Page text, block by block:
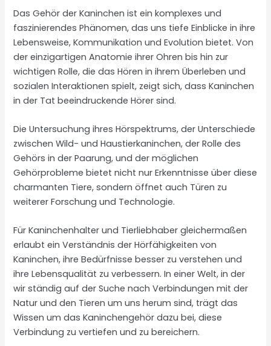
Das Gehör der Kaninchen ist ein komplexes und
faszinierendes Phänomen, das uns tiefe Einblicke in ihre
Lebensweise, Kommunikation und Evolution bietet. Von
der einzigartigen Anatomie ihrer Ohren bis hin zur
wichtigen Rolle, die das Hören in ihrem Überleben und
sozialen Interaktionen spielt, zeigt sich, dass Kaninchen
in der Tat beeindruckende Hörer sind.
Die Untersuchung ihres Hörspektrums, der Unterschiede
zwischen Wild- und Haustierkaninchen, der Rolle des
Gehörs in der Paarung, und der möglichen
Gehörprobleme bietet nicht nur Erkenntnisse über diese
charmanten Tiere, sondern öffnet auch Türen zu
weiterer Forschung und Technologie.
Für Kaninchenhalter und Tierliebhaber gleichermaßen
erlaubt ein Verständnis der Hörfähigkeiten von
Kaninchen, ihre Bedürfnisse besser zu verstehen und
ihre Lebensqualität zu verbessern. In einer Welt, in der
wir ständig auf der Suche nach Verbindungen mit der
Natur und den Tieren um uns herum sind, trägt das
Wissen um das Kaninchengehör dazu bei, diese
Verbindung zu vertiefen und zu bereichern.